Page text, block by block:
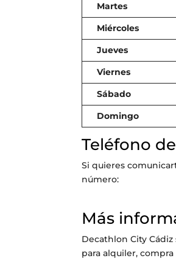
Martes
Miércoles
Jueves
Viernes
Sábado
Domingo
Teléfono
Si quieres
número:
Más
Decathlon City
para alquiler,